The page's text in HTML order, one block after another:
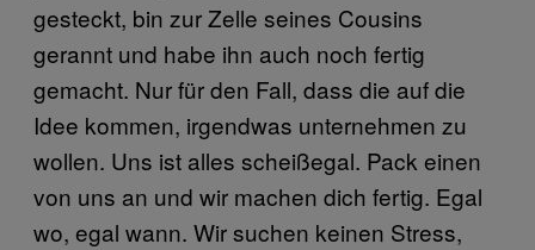
gesteckt, bin zur Zelle seines Cousins
gerannt und habe ihn auch noch fertig
gemacht. Nur für den Fall, dass die auf die
Idee kommen, irgendwas unternehmen zu
wollen. Uns ist alles scheißegal. Pack einen
von uns an und wir machen dich fertig. Egal
wo, egal wann. Wir suchen keinen Stress,